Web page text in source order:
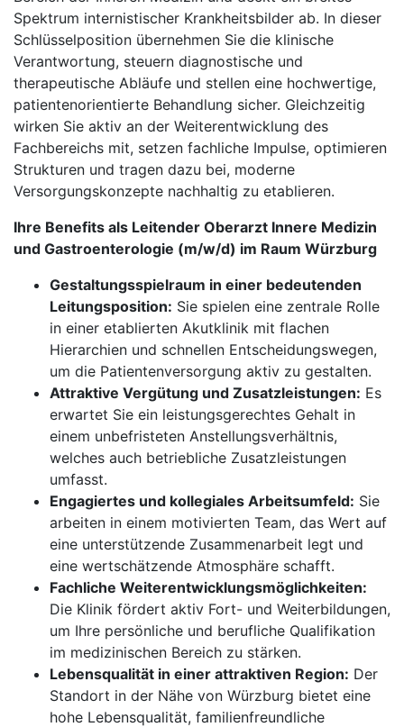
Spektrum internistischer Krankheitsbilder ab. In dieser
Schlüsselposition übernehmen Sie die klinische
Verantwortung, steuern diagnostische und
therapeutische Abläufe und stellen eine hochwertige,
patientenorientierte Behandlung sicher. Gleichzeitig
wirken Sie aktiv an der Weiterentwicklung des
Fachbereichs mit, setzen fachliche Impulse, optimieren
Strukturen und tragen dazu bei, moderne
Versorgungskonzepte nachhaltig zu etablieren.
Ihre Benefits als Leitender Oberarzt Innere Medizin
und Gastroenterologie (m/w/d) im Raum Würzburg
Gestaltungsspielraum in einer bedeutenden
Leitungsposition: Sie spielen eine zentrale Rolle
in einer etablierten Akutklinik mit flachen
Hierarchien und schnellen Entscheidungswegen,
um die Patientenversorgung aktiv zu gestalten.
Attraktive Vergütung und Zusatzleistungen: Es
erwartet Sie ein leistungsgerechtes Gehalt in
einem unbefristeten Anstellungsverhältnis,
welches auch betriebliche Zusatzleistungen
umfasst.
Engagiertes und kollegiales Arbeitsumfeld: Sie
arbeiten in einem motivierten Team, das Wert auf
eine unterstützende Zusammenarbeit legt und
eine wertschätzende Atmosphäre schafft.
Fachliche Weiterentwicklungsmöglichkeiten:
Die Klinik fördert aktiv Fort- und Weiterbildungen,
um Ihre persönliche und berufliche Qualifikation
im medizinischen Bereich zu stärken.
Lebensqualität in einer attraktiven Region: Der
Standort in der Nähe von Würzburg bietet eine
hohe Lebensqualität, familienfreundliche